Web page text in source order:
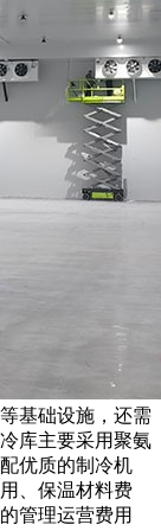
基础设施，还需
库主要采用聚氨
优质的制冷机
、保温材料费
管理运营费用